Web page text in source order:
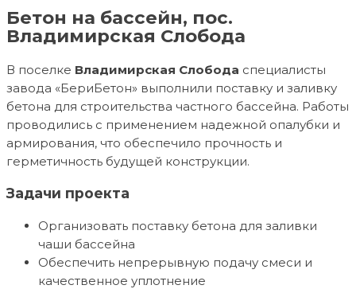
Бетон на бассейн, пос.
Владимирская Слобода
В поселке Владимирская Слобода специалисты
завода «БериБетон» выполнили поставку и заливку
бетона для строительства частного бассейна. Работы
проводились с применением надежной опалубки и
армирования, что обеспечило прочность и
герметичность будущей конструкции.
Задачи проекта
Организовать поставку бетона для заливки
чаши бассейна
Обеспечить непрерывную подачу смеси и
качественное уплотнение